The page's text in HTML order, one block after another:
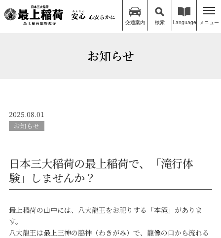
交通案内 検索 Language メニュー
お知らせ
2025.08.01
お知らせ
日本三大稲荷の最上稲荷で、「滝行体
験」しませんか？
最上稲荷の山中には、八大龍王をお祀りする「本滝」がありま
す。
八大龍王は最上三神の脇神（わきがみ）で、龍像の口から流れる